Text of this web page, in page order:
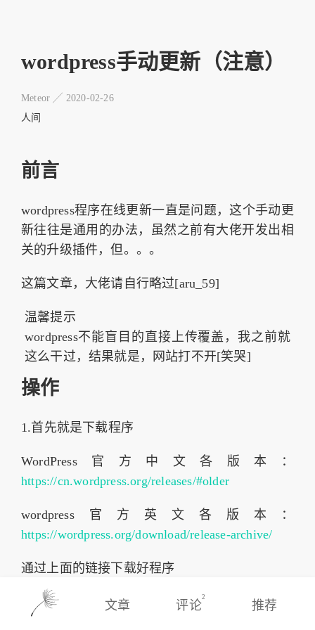
wordpress手动更新（注意）
Meteor ╱ 2020-02-26
人间
前言
wordpress程序在线更新一直是问题，这个手动更
新往往是通用的办法，虽然之前有大佬开发出相
关的升级插件，但。。。
这篇文章，大佬请自行略过[aru_59]
温馨提示
wordpress不能盲目的直接上传覆盖，我之前就
这么干过，结果就是，网站打不开[笑哭]
操作
1.首先就是下载程序
WordPress官方中文各版本：
https://cn.wordpress.org/releases/#older
wordpress官方英文各版本：
https://wordpress.org/download/release-archive/
通过上面的链接下载好程序
2.禁用所有的插件
文章 评论
2
推荐